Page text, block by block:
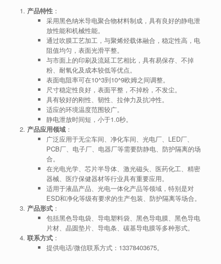
产品特性：
采用黑色纳米导电聚合物材料制成，具有良好的静电泄
放性能和机械性能。
通过吹膜工艺加工，与聚烯烃载体融合，稳定性高，电
阻值均匀，表面光滑平整。
与市面上的印刷及流延工艺相比，具有易保存、不掉
粉、耐氧化及成本较低等优点。
表面电阻率可在10^3到10^9欧姆之间调整。
尺寸稳定性良好，表面平整，不掉粉，不发尘。
具有较好的刚性、韧性、拉伸力及抗冲性。
适应的环境温度范围较广。
静电泄放时间短，小于1.0秒。
产品应用领域：
广泛应用于无尘车间、净化车间、光电厂、LED厂、
PCB厂、电子厂、电器厂等需要防静电、防护隔离的场
合。
在光电光学、芯片半导体、激光磁头、医药化工、精密
器械、医疗保健器材等行业具有重要应用。
适用于液晶产品、光电一体化产品等领域，特别是对
ESD和净化等级有要求的生产包装、防护隔离等场合。
产品形式：
包括黑色导电袋、导电塑料袋、黑色导电膜、黑色导电
片材、晶圆垫片、导电条、碳基导电膜等多种形式。
联系方式：
提供电话/微信联系方式：13378403675。